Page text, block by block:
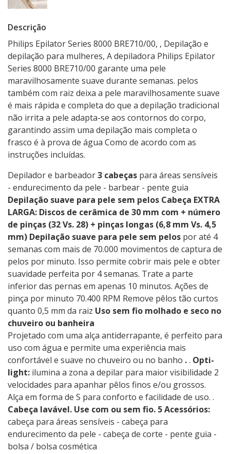
Descrição
Philips Epilator Series 8000 BRE710/00, , Depilação e
depilação para mulheres, A depiladora Philips Epilator
Series 8000 BRE710/00 garante uma pele
maravilhosamente suave durante semanas. pelos
também com raiz deixa a pele maravilhosamente suave
é mais rápida e completa do que a depilação tradicional
não irrita a pele adapta-se aos contornos do corpo,
garantindo assim uma depilação mais completa o
frasco é à prova de água Como de acordo com as
instruções incluídas.
Depilador e barbeador3 cabeças para áreas sensíveis
- endurecimento da pele - barbear - pente guia
Depilação suave para pele sem pelos Cabeça EXTRA
LARGA: Discos de cerâmica de 30 mm com + número
de pinças (32 Vs. 28) + pinças longas (6,8 mm Vs. 4,5
mm) Depilação suave para pele sem pelos por até 4
semanas com mais de 70.000 movimentos de captura de
pelos por minuto. Isso permite cobrir mais pele e obter
suavidade perfeita por 4 semanas. Trate a parte
inferior das pernas em apenas 10 minutos. Ações de
pinça por minuto 70.400 RPM Remove pêlos tão curtos
quanto 0,5 mm da raiz Uso sem fio molhado e seco no
chuveiro ou banheira
Projetado com uma alça antiderrapante, é perfeito para
uso com água e permite uma experiência mais
confortável e suave no chuveiro ou no banho .. Opti-
light: ilumina a zona a depilar para maior visibilidade 2
velocidades para apanhar pêlos finos e/ou grossos.
Alça em forma de S para conforto e facilidade de uso. .
Cabeça lavável. Use com ou sem fio. 5 Acessórios:
cabeça para áreas sensíveis - cabeça para
endurecimento da pele - cabeça de corte - pente guia -
bolsa / bolsa cosmética